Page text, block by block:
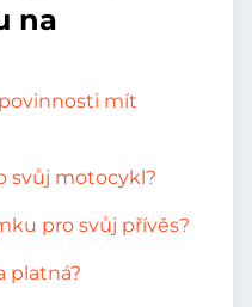
na
mít
svůj motocykl?
pro svůj přívěs?
platná?